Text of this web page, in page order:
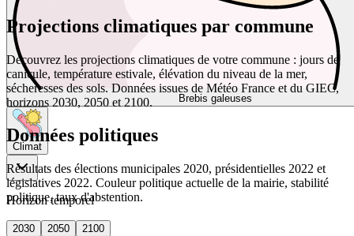
Brebis galeuses
Climat
Horizon temporel
2030 2050
2100
Projections climatiques par commune
Découvrez les projections climatiques de votre commune : jours de
canicule, température estivale, élévation du niveau de la mer,
sécheresses des sols. Données issues de Météo France et du GIEC,
horizons 2030, 2050 et 2100.
Données politiques
Résultats des élections municipales 2020, présidentielles 2022 et
législatives 2022. Couleur politique actuelle de la mairie, stabilité
politique, taux d'abstention.